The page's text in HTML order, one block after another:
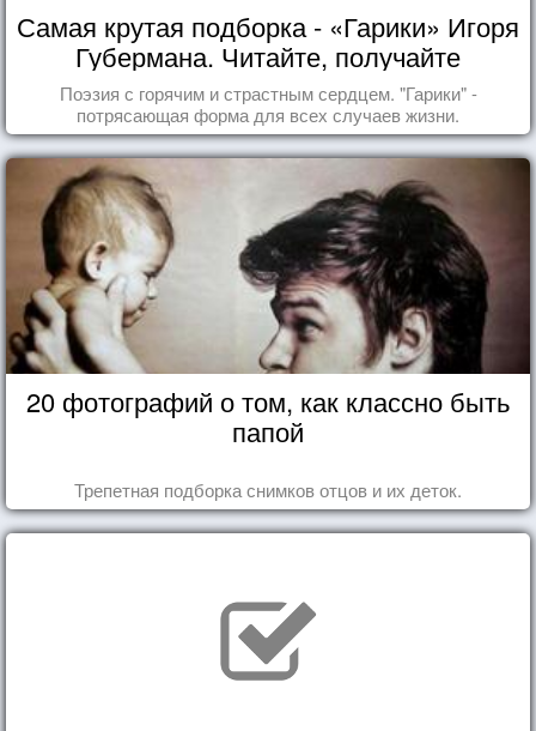
Самая крутая подборка - «Гарики» Игоря
Губермана. Читайте, получайте
удовольствие!
Поэзия с горячим и страстным сердцем. "Гарики" -
потрясающая форма для всех случаев жизни.
20 фотографий о том, как классно быть
папой
Трепетная подборка снимков отцов и их деток.